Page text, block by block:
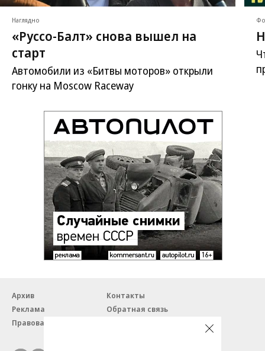
Наглядно
«Руссо-Балт» снова вышел на
старт
Автомобили из «Битвы моторов» открыли
гонку на Moscow Raceway
Архив
Контакты
Реклама
Обратная связь
Правовая информация